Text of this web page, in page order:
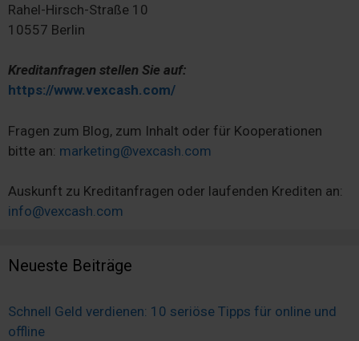
Rahel-Hirsch-Straße 10
10557 Berlin
Kreditanfragen stellen Sie auf:
https://www.vexcash.com/
Fragen zum Blog, zum Inhalt oder für Kooperationen
bitte an: marketing@vexcash.com
Auskunft zu Kreditanfragen oder laufenden Krediten an:
info@vexcash.com
Neueste Beiträge
Schnell Geld verdienen: 10 seriöse Tipps für online und
offline